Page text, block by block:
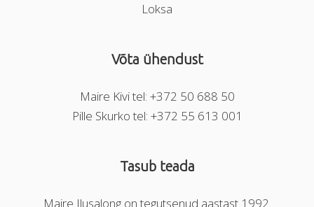
Loksa
Võta ühendust
Maire Kivi tel: +372 50 688 50
Pille Skurko tel: +372 55 613 001
Tasub teada
Maire Ilusalong on tegutsenud aastast 1992.